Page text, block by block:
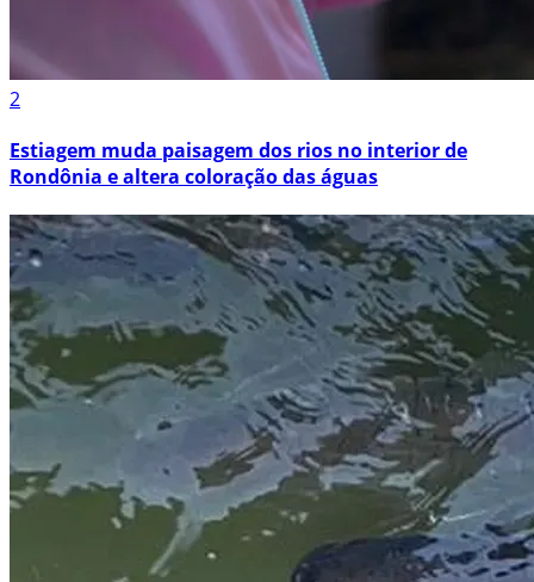
2
Estiagem muda paisagem dos rios no interior de
Rondônia e altera coloração das águas